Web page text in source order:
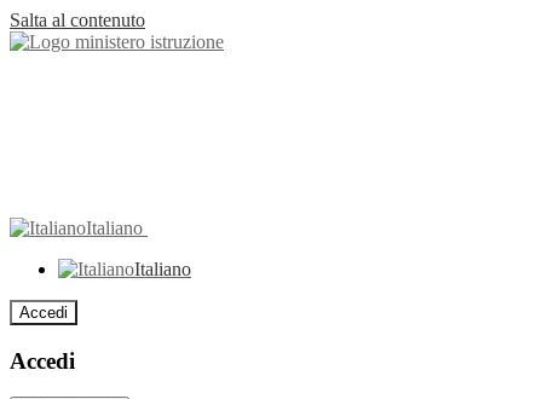
Salta al contenuto
Italiano
Italiano
Accedi
Accedi